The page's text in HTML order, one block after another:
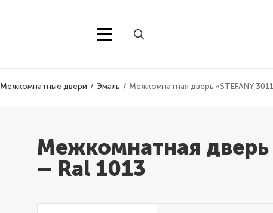
Межкомнатные двери Эмаль Межкомнатная дверь «STEFANY
Межкомнатная дверь
– Ral 1013